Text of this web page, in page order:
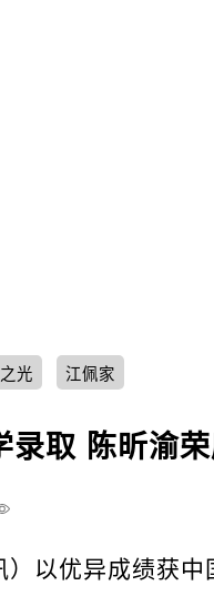
光 江佩家
录取 陈昕渝
）以优异成绩获